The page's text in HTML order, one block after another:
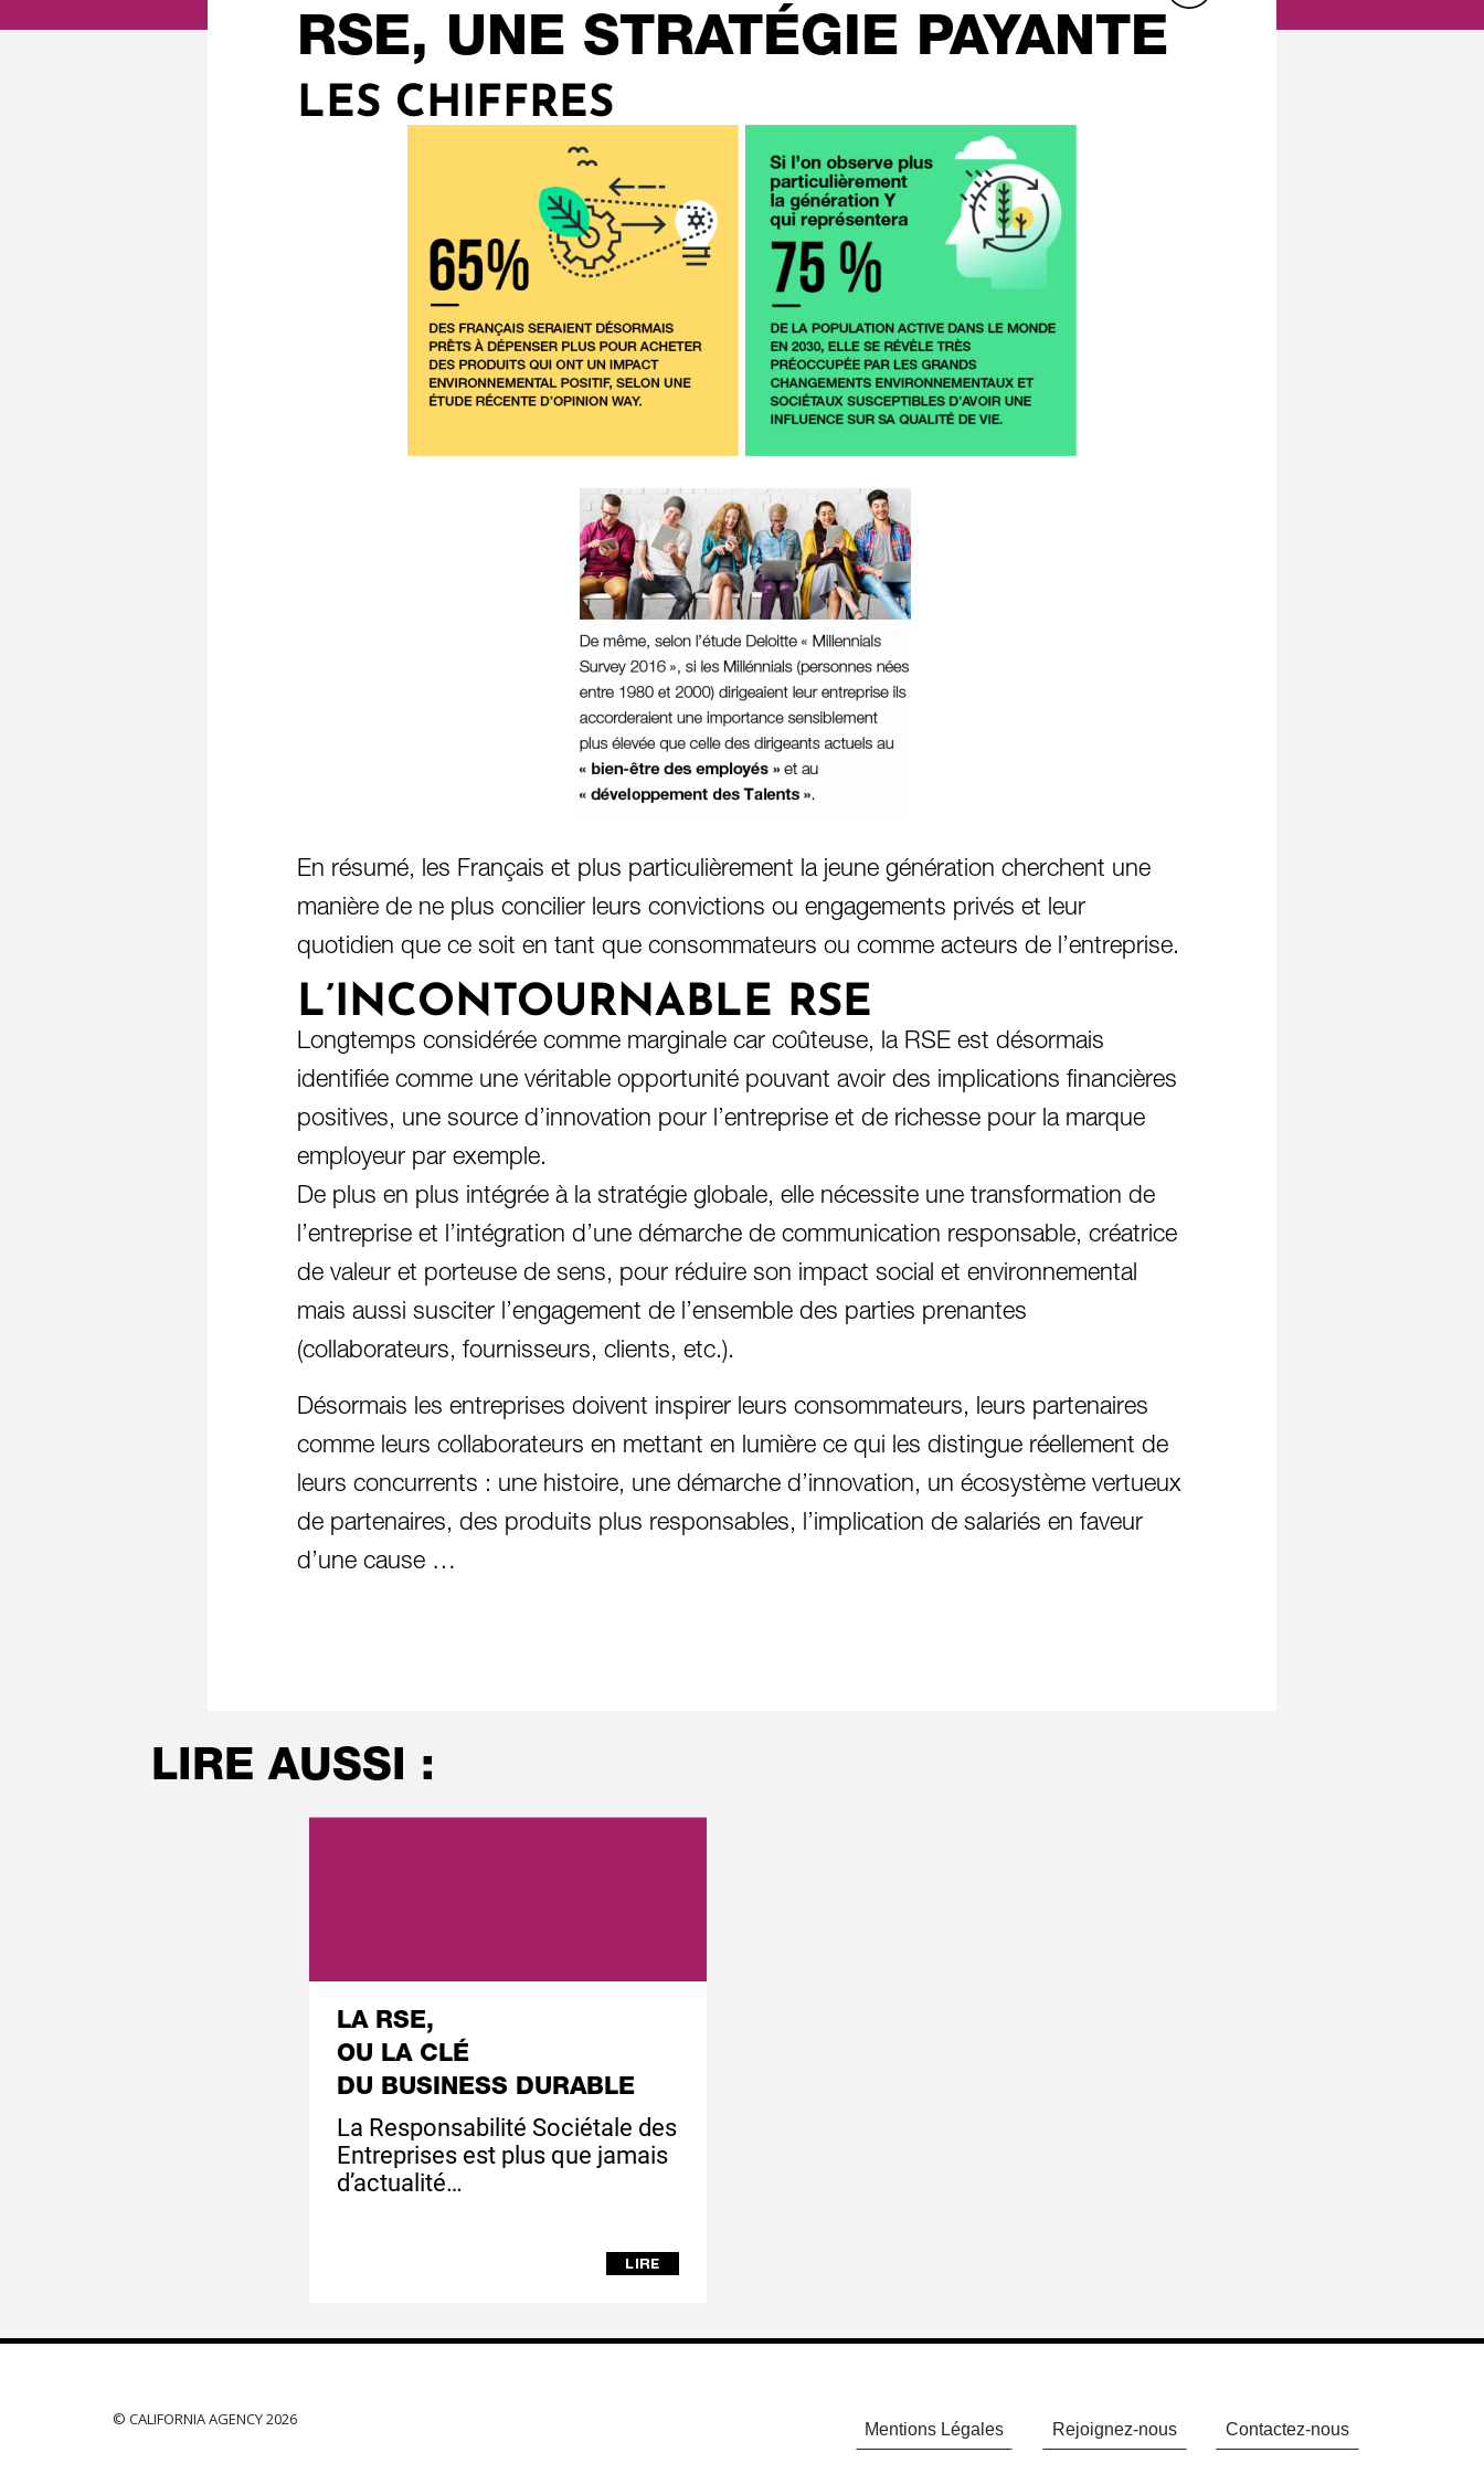
RSE, UNE STRATÉGIE PAYANTE
LES CHIFFRES
En résumé, les Français et plus particulièrement la jeune génération cherchent une
manière de ne plus concilier leurs convictions ou engagements privés et leur
quotidien que ce soit en tant que consommateurs ou comme acteurs de l’entreprise.
L’INCONTOURNABLE RSE
Longtemps considérée comme marginale car coûteuse, la RSE est désormais
identifiée comme une véritable opportunité pouvant avoir des implications financières
positives, une source d’innovation pour l’entreprise et de richesse pour la marque
employeur par exemple.
De plus en plus intégrée à la stratégie globale, elle nécessite une transformation de
l’entreprise et l’intégration d’une démarche de communication responsable, créatrice
de valeur et porteuse de sens, pour réduire son impact social et environnemental
mais aussi susciter l’engagement de l’ensemble des parties prenantes
(collaborateurs, fournisseurs, clients, etc.).
Désormais les entreprises doivent inspirer leurs consommateurs, leurs partenaires
comme leurs collaborateurs en mettant en lumière ce qui les distingue réellement de
leurs concurrents : une histoire, une démarche d’innovation, un écosystème vertueux
de partenaires, des produits plus responsables, l’implication de salariés en faveur
d’une cause …
LIRE AUSSI :
LA RSE,
OU LA CLÉ
DU BUSINESS DURABLE
La Responsabilité Sociétale des
Entreprises est plus que jamais
d’actualité…
© CALIFORNIA AGENCY 2026
Mentions Légales Rejoignez-nous Contactez-nous